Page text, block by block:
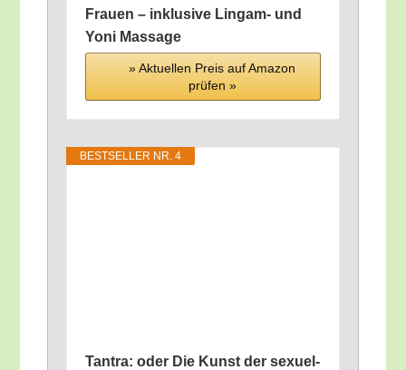
Frau­en – inklu­si­ve Lingam- und
Yoni Massage
» Aktu­el­len Preis auf Ama­zon
prü­fen »
BEST­SEL­LER NR. 4
Tan­tra: oder Die Kunst der sexu­el­